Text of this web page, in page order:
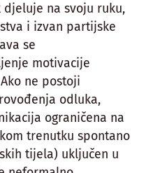
na svoju ruku,
i izvan partijske
se
motivacije
ne postoji
odluka,
ograničena na
trenutku spontano
tijela) uključen u